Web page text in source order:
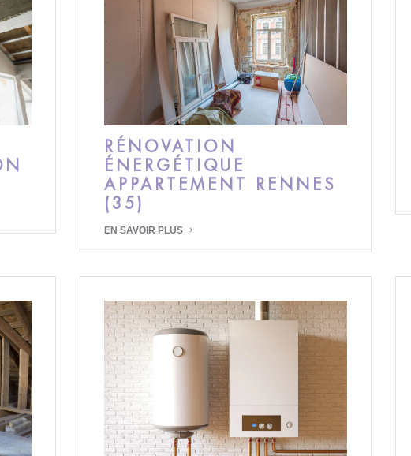
RÉNOVATION
ÉNERGÉTIQUE
APPARTEMENT RENNES
(35)
EN SAVOIR PLUS